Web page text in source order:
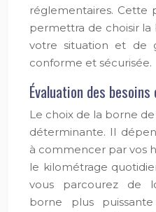
réglementaires. Cette
permettra de choisir
votre situation et de
conforme et sécurisée.
Évaluation des
Le choix de la borne
déterminante. Il
à commencer par vos
le kilométrage
vous parcourez de
borne plus